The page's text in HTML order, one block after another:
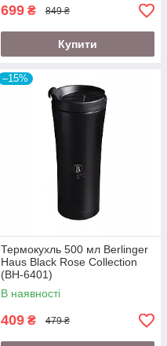
699 ₴ 849 ₴
Купити
–15%
Термокухль 500 мл Berlinger
Haus Black Rose Collection
(BH-6401)
В наявності
409 ₴ 479 ₴